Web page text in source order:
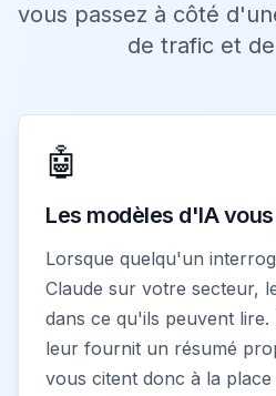
vous passez à côté
de trafic et
🤖
Les modèles d'IA
Lorsque quelqu'un
Claude sur votre secteur,
dans ce qu'ils peuvent
leur fournit un résumé
vous citent donc à la